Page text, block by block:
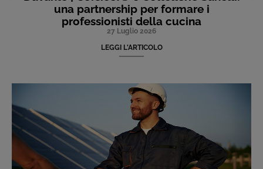
una partnership per formare i
professionisti della cucina
27 Luglio 2026
LEGGI L'ARTICOLO